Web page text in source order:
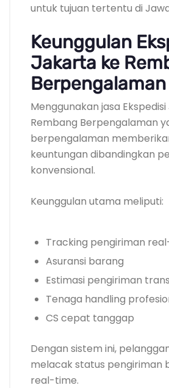
untuk tujuan tertentu di
Keunggulan
Jakarta ke
Berpengalaman
Menggunakan jasa
Rembang Berpengalaman
berpengalaman
keuntungan dibandingkan
konvensional.
Keunggulan utama meliputi:
Tracking pengiriman
Asuransi barang
Estimasi pengiriman
Tenaga handling
CS cepat tanggap
Dengan sistem ini,
melacak status pengiriman
real-time.